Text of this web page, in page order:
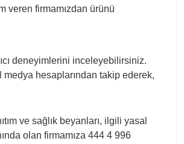
veren firmamızdan ürünü
deneyimlerini inceleyebilirsiniz.
hesaplarından takip ederek,
ve sağlık beyanları, ilgili yasal
olan firmamıza 444 4 996